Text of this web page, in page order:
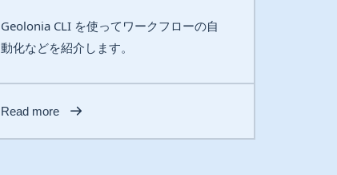
Geolonia CLI を使ってワークフローの自
動化などを紹介します。
Read more